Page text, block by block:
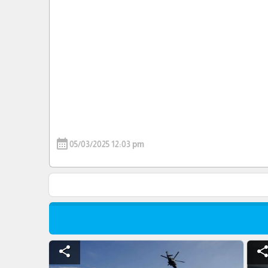
calendar_month05/03/2025 12:03 pm
share
share